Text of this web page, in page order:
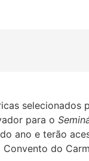
selecionados
para o
ano e terão
Convento do